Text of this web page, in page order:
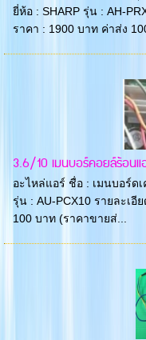
ยี่ห้อ : SHARP รุ่น : AH-
ราคา : 1900 บาท ค่าส่ง
3.6/10 เมนบอร์คอยล์ร้อนแ
อะไหล่แอร์ ชื่อ : เมนบอร์ด
รุ่น : AU-PCX10 รายละเอี
100 บาท (ราคาขายส่...